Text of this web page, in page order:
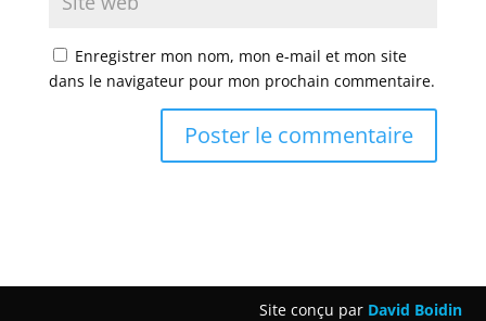
Enregistrer mon nom, mon e-mail et mon site
dans le navigateur pour mon prochain commentaire.
Site conçu par David Boidin